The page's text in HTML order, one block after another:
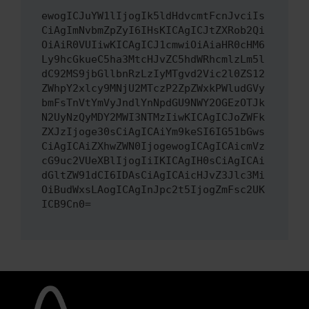
ewogICJuYW1lIjogIk5ldHdvcmtFcnJvciIs
CiAgImNvbmZpZyI6IHsKICAgICJtZXRob2Qi
OiAiR0VUIiwKICAgICJ1cmwiOiAiaHR0cHM6
Ly9hcGkueC5ha3MtcHJvZC5hdWRhcmlzLm5l
dC92MS9jbGllbnRzLzIyMTgvd2Vic2l0ZS12
ZWhpY2xlcy9MNjU2MTczP2ZpZWxkPWludGVy
bmFsTnVtYmVyJndlYnNpdGU9NWY2OGEzOTJk
N2UyNzQyMDY2MWI3NTMzIiwKICAgICJoZWFk
ZXJzIjoge30sCiAgICAiYm9keSI6IG51bGws
CiAgICAiZXhwZWN0IjogewogICAgICAicmVz
cG9uc2VUeXBlIjogIiIKICAgIH0sCiAgICAi
dGltZW91dCI6IDAsCiAgICAicHJvZ3Jlc3Mi
OiBudWxsLAogICAgInJpc2t5IjogZmFsc2UK
ICB9Cn0=